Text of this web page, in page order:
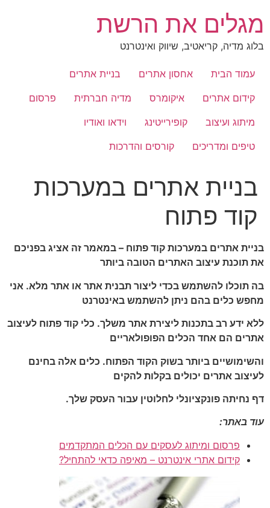
לתוכן
מגלים את הרשת
בלוג מדיה, קריאטיב, שיווק ואינטרנט
עמוד הבית אחסון אתרים
בניית אתרים
קידום אתרים
איקומרס מדיה חברתית
פרסום
מיתוג ועיצוב
קופירייטינג
וידאו ואודיו
טיפים ומדריכים
קורסים והדרכות
בניית אתרים במערכות
קוד פתוח
בניית אתרים במערכות קוד פתוח – במאמר זה אציג בפניכם
את תוכנת עיצוב האתרים הטובה ביותר
בה תוכלו להשתמש בכדי ליצור תבנית אתר או אתר מלא. אני
מחפש כלים בהם ניתן להשתמש באינטרנט
ללא ידע רב בתכנות ליצירת אתר משלך. כלי קוד פתוח לעיצוב
אתרים הם אחד הכלים הפופולאריים
והשימושיים ביותר בשוק הקוד הפתוח. כלים אלה בחינם
לעיצוב אתרים יכולים בקלות להקים
דף נחיתה פונקציונלי לחלוטין עבור העסק שלך.
עוד באתר:
פרסום ומיתוג לעסקים עם הכלים המתקדמים
קידום אתרי אינטרנט – מאיפה כדאי להתחיל?